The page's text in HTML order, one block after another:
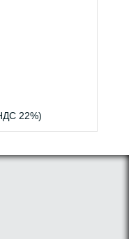
22%)